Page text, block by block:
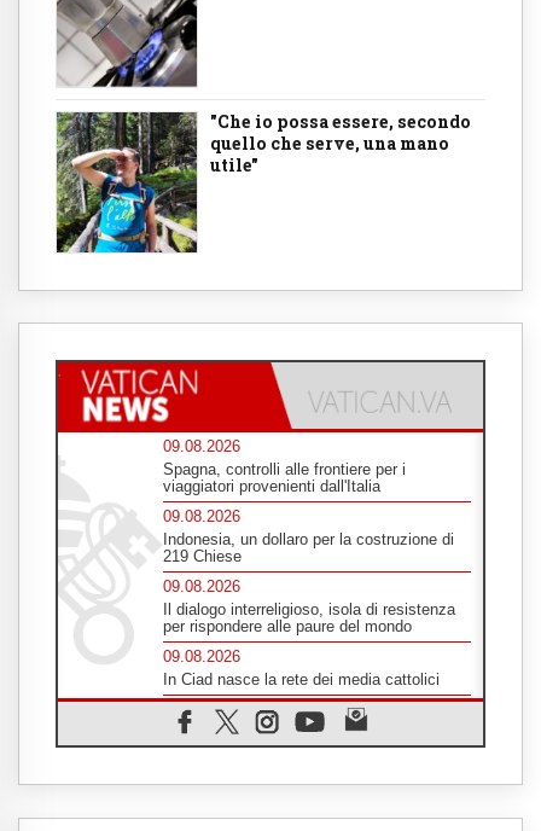
"Che io possa essere, secondo
quello che serve, una mano
utile"
09.08.2026
Spagna, controlli alle frontiere per i
viaggiatori provenienti dall'Italia
09.08.2026
Indonesia, un dollaro per la costruzione di
219 Chiese
09.08.2026
Il dialogo interreligioso, isola di resistenza
per rispondere alle paure del mondo
09.08.2026
In Ciad nasce la rete dei media cattolici
08.08.2026
Pozzuoli, la Chiesa in prima linea: una
Messa tra i detriti e aiuti per gli sfollati
08.08.2026
Madre del Buon Consiglio di Genazzano